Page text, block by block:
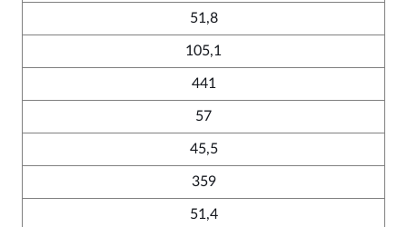
51,8
105,1
441
57
45,5
359
51,4